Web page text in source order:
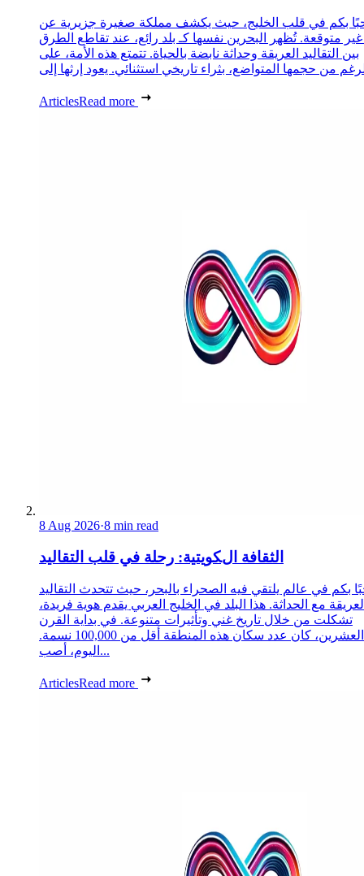
بكم في قلب الخليج، حيث يكشف مملكة صغيرة جزيرية عن
متوقعة. تُظهر البحرين نفسها كـ بلد رائع، عند تقاطع الطرق
بين التقاليد العريقة وحداثة نابضة بالحياة. تتمتع هذه الأمة، على
ArticlesRead more
8 Aug 2026·8 min read
الثقافة الكويتية: رحلة في قلب التقاليد
بكم في عالم يلتقي فيه الصحراء بالبحر، حيث تتحدث التقاليد
مع الحداثة. هذا البلد في الخليج العربي يقدم هوية فريدة،
تشكلت من خلال تاريخ غني وتأثيرات متنوعة. في بداية القرن
العشرين، كان عدد سكان هذه المنطقة أقل من 100,000 نسمة.
اليوم، أصب...
ArticlesRead more